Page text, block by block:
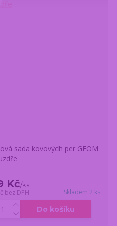
sada kovových per GEOM
Kč/ks
bez DPH Skladem 2 ks
Do košíku